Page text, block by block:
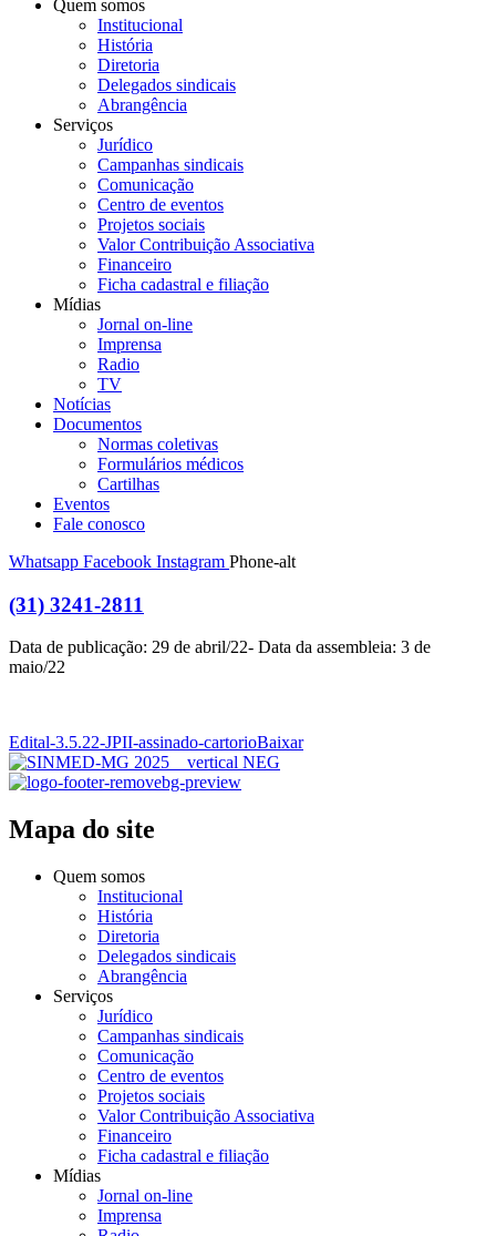
Quem somos
Institucional
História
Diretoria
Delegados sindicais
Abrangência
Serviços
Jurídico
Campanhas sindicais
Comunicação
Centro de eventos
Projetos sociais
Valor Contribuição Associativa
Financeiro
Ficha cadastral e filiação
Mídias
Jornal on-line
Imprensa
Radio
TV
Notícias
Documentos
Normas coletivas
Formulários médicos
Cartilhas
Eventos
Fale conosco
Whatsapp Facebook Instagram Phone-alt
(31) 3241-2811
Data de publicação: 29 de abril/22- Data da assembleia: 3 de
maio/22
Edital-3.5.22-JPII-assinado-cartorioBaixar
Mapa do site
Quem somos
Institucional
História
Diretoria
Delegados sindicais
Abrangência
Serviços
Jurídico
Campanhas sindicais
Comunicação
Centro de eventos
Projetos sociais
Valor Contribuição Associativa
Financeiro
Ficha cadastral e filiação
Mídias
Jornal on-line
Imprensa